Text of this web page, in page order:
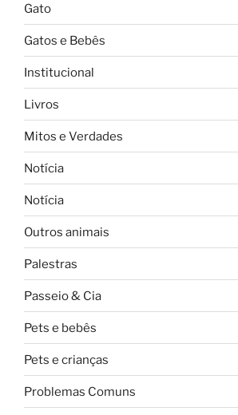
Gato
Gatos e Bebês
Institucional
Livros
Mitos e Verdades
Notícia
Notícia
Outros animais
Palestras
Passeio & Cia
Pets e bebês
Pets e crianças
Problemas Comuns